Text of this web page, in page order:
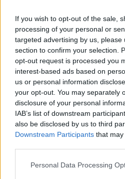
If you wish to opt-out of the sale,
processing of your personal or
targeted advertising by us, please
section to confirm your selection.
opt-out request is processed you
interest-based ads based on
us or personal information
your opt-out. You may separately
disclosure of your personal
IAB’s list of downstream
also be disclosed by us to third
Downstream Participants that
Please note that this website/app
Personal Data Processing
Εντυπωσιακή
Η τοποθεσία, που
χαρακτηριστικά μιας
Μάγιαπου - σύμφωνα με
- είναι συνηθισμένη στο
χερσονήσου Γιουκατάν
κοντά στη Μέριδα .
«Πιστεύουμεότι
άνθρωποι ζούσαν εδώ
Κάρλος Περάθα, ένας από